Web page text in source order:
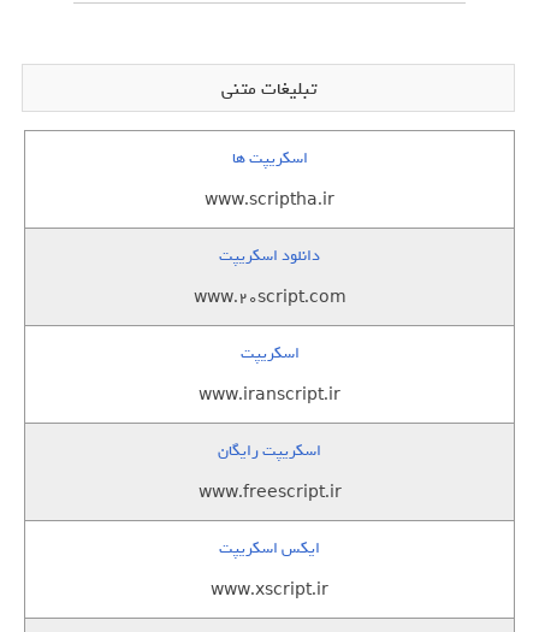
تبلیغات متنی
اسکریپت ها
www.scriptha.ir
دانلود اسکریپت
www.20script.com
اسکریپت
www.iranscript.ir
اسکریپت رایگان
www.freescript.ir
ایکس اسکریپت
www.xscript.ir